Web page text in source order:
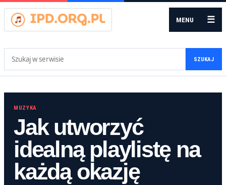
MENU ☰
SZUKAJ
MUZYKA
Jak utworzyć
idealną playlistę na
każdą okazję